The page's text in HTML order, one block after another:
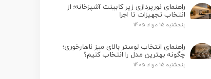
راهنمای نورپردازی زیر کابینت آشپزخانه؛ از
انتخاب تجهیزات تا اجرا
پنجشنبه 15 مرداد 1405
راهنمای انتخاب لوستر بالای میز ناهارخوری؛
چگونه بهترین مدل را انتخاب کنیم؟
پنجشنبه 15 مرداد 1405